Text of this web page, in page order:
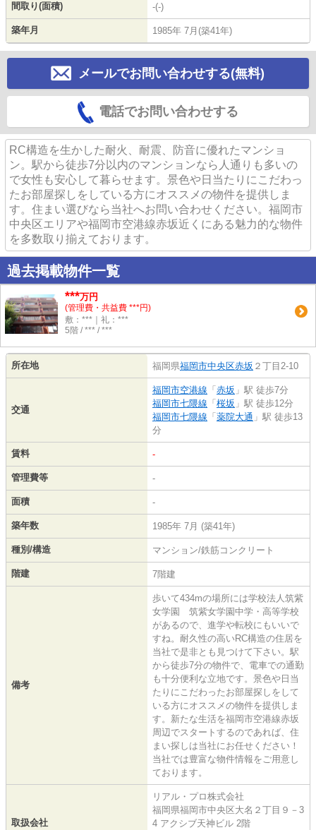
間取り(面積) -(-)
築年月 1985年 7月(築41年)
メールでお問い合わせする(無料)
電話でお問い合わせする
RC構造を生かした耐火、耐震、防音に優れたマンショ
ン。駅から徒歩7分以内のマンションなら人通りも多いの
で女性も安心して暮らせます。景色や日当たりにこだわっ
たお部屋探しをしている方にオススメの物件を提供しま
す。住まい選びなら当社へお問い合わせください。福岡市
中央区エリアや福岡市空港線赤坂近くにある魅力的な物件
を多数取り揃えております。
過去掲載物件一覧
***万円
(管理費・共益費 ***円)
敷：***｜礼：***
5階 / *** / ***
所在地 福岡県福岡市中央区赤坂 ２丁目2-10
交通
福岡市空港線 「 赤坂 」駅 徒歩7分
福岡市七隈線 「 桜坂 」駅 徒歩12分
福岡市七隈線 「 薬院大通 」駅 徒歩13
分
賃料 -
管理費等 -
面積 -
築年数 1985年 7月 (築41年)
種別/構造 マンション/鉄筋コンクリート
階建 7階建
備考
歩いて434mの場所には学校法人筑紫
女学園 筑紫女学園中学・高等学校
があるので、進学や転校にもいいで
すね。耐久性の高いRC構造の住居を
当社で是非とも見つけて下さい。駅
から徒歩7分の物件で、電車での通勤
も十分便利な立地です。景色や日当
たりにこだわったお部屋探しをして
いる方にオススメの物件を提供しま
す。新たな生活を福岡市空港線赤坂
周辺でスタートするのであれば、住
まい探しは当社にお任せください！
当社では豊富な物件情報をご用意し
ております。
取扱会社
リアル・プロ株式会社
福岡県福岡市中央区大名２丁目９－3
4 アクシブ天神ビル 2階